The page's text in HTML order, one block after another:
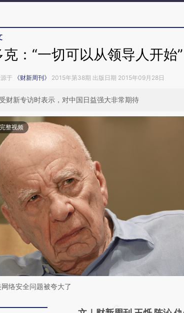
：“一切可以从领导人开始”
于 《财新周刊》 2015年第38期 出版日期 2015年09月28日
财新专访时表示，对中国日益强大非常期待
整视频
络安全问题被夸大了